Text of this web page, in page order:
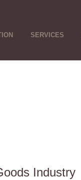
SERVICES
Industry